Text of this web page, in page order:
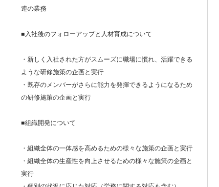
連の業務
■入社後のフォローアップと人材育成について
・新しく入社された方がスムーズに職場に慣れ、活躍できる
ような研修施策の企画と実行
・既存のメンバーがさらに能力を発揮できるようになるため
の研修施策の企画と実行
■組織開発について
・組織全体の一体感を高めるための様々な施策の企画と実行
・組織全体の生産性を向上させるための様々な施策の企画と
実行